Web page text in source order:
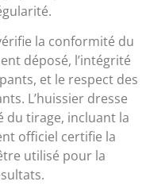
la conformité du
déposé, l’intégrité
et le respect des
L’huissier dresse
du tirage, incluant la
officiel certifie la
utilisé pour la